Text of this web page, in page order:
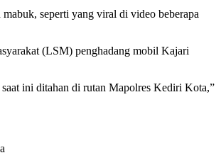
seperti yang viral di video beberapa
(LSM) penghadang mobil Kajari
ini ditahan di rutan Mapolres Kediri Kota,”